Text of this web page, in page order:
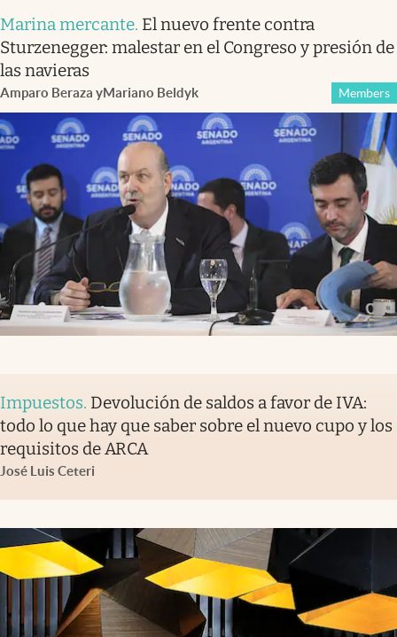
Marina mercante. El nuevo frente contra
Sturzenegger: malestar en el Congreso y presión de
las navieras
Amparo Beraza yMariano Beldyk Members
Impuestos. Devolución de saldos a favor de IVA:
todo lo que hay que saber sobre el nuevo cupo y los
requisitos de ARCA
José Luis Ceteri